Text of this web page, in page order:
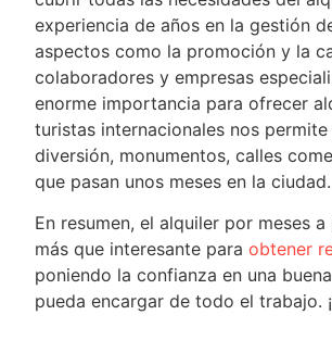
experiencia de años en la gestión
aspectos como la promoción y la
colaboradores y empresas
enorme importancia para ofrecer
turistas internacionales nos
diversión, monumentos, calles
que pasan unos meses en la ciudad.
En resumen, el alquiler por meses
más que interesante para obtener
poniendo la confianza en una
pueda encargar de todo el trabajo.